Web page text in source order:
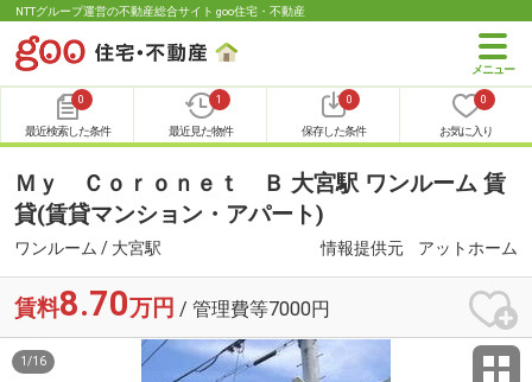
NTTグループ運営の不動産総合サイト goo住宅・不動産
0
最近検索した条件
1
最近見た物件
0
保存した条件
0
お気に入り
Ｍｙ Ｃｏｒｏｎｅｔ Ｂ 大宮駅 ワンルーム 賃
貸(賃貸マンション・アパート)
ワンルーム / 大宮駅 情報提供元 アットホーム
賃料8.70万円 / 管理費等7000円
1 /16